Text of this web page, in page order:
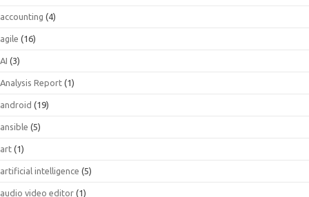
accounting (4)
agile (16)
AI (3)
Analysis Report (1)
android (19)
ansible (5)
art (1)
artificial intelligence (5)
audio video editor (1)